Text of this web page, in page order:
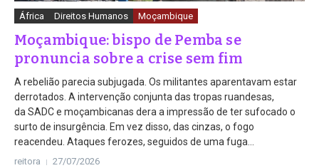
África Direitos Humanos Moçambique
Moçambique: bispo de Pemba se
pronuncia sobre a crise sem fim
A rebelião parecia subjugada. Os militantes aparentavam estar
derrotados. A intervenção conjunta das tropas ruandesas,
da SADC e moçambicanas dera a impressão de ter sufocado o
surto de insurgência. Em vez disso, das cinzas, o fogo
reacendeu. Ataques ferozes, seguidos de uma fuga...
reitora 27/07/2026